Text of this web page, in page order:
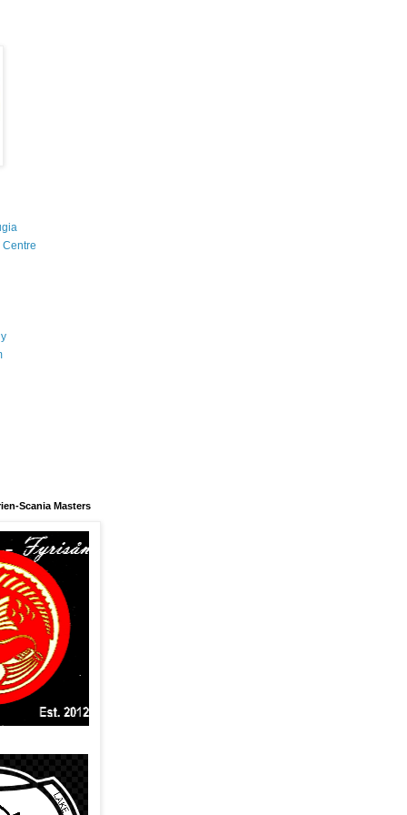
Centre
Scania Masters